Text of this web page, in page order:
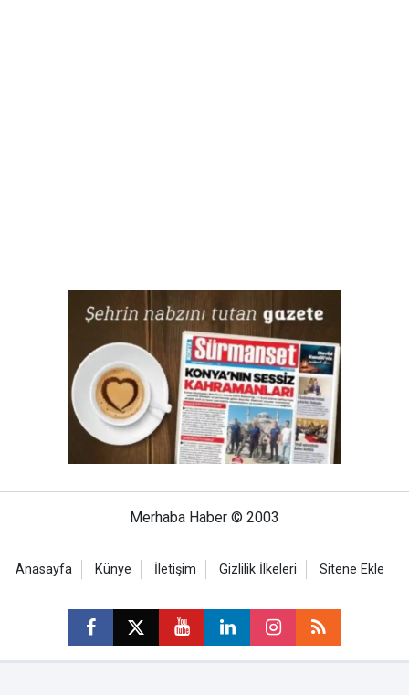
Merhaba Haber © 2003
Anasayfa Künye İletişim Gizlilik İlkeleri Sitene Ekle